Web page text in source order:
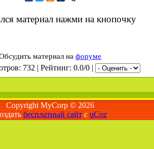
материал нажми на кнопочку
материал на форуме
: 732 | Рейтинг: 0.0/0 |
Copyright MyCorp © 2026
бесплатный сайтсuCoz